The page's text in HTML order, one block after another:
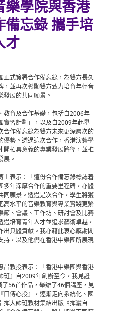
樂學院與香港
備忘錄 攜手培
才
式簽署合作備忘錄，為雙方長久
，並再次彰顯雙方致力培育年輕音
展的共同願景。
教育及合作基礎，包括自2006年
習計劃」，以及自2009年起舉
作備忘錄為雙方未來更深層次的
優勢。透過這次合作，香港演藝學
開拓具意義的專業發展路徑，並推
展。
士表示：「這份合作備忘錄標誌着
多年深厚合作的重要里程碑，亦體
同願景。透過是次合作，學生將獲
高水平的音樂教育與專業實踐更緊
節、會議、工作坊、研討會及比賽
培育青年人才並追求藝術卓越，
具體貢獻。我亦藉此衷心感謝閻
持，以及他們在香港中樂團所展現
昌教授表示：「香港中樂團與香港
班』自2009年創辦至今，我見證
56首作品，舉辦了46個講座，見
傳心授』，逐漸走向系統化、國
揮大師班教材集結出版《揮灑自